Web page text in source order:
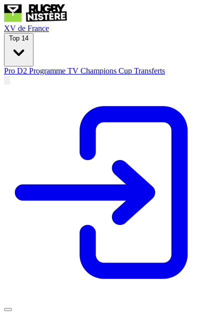
XV de France
Top 14
Pro D2 Programme TV Champions Cup Transferts